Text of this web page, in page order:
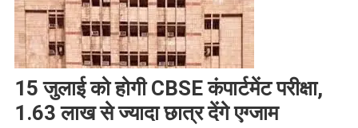
15 जुलाई को होगी CBSE कंपार्टमेंट परीक्षा,
1.63 लाख से ज्यादा छात्र देंगे एग्जाम